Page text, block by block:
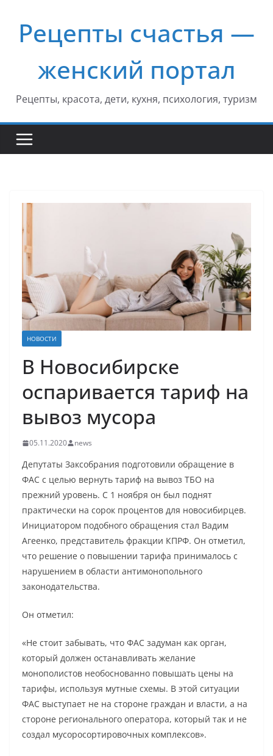
содержимому
Рецепты счастья —
женский портал
Рецепты, красота, дети, кухня, психология, туризм
НОВОСТИ
В Новосибирске
оспаривается тариф на
вывоз мусора
05.11.2020 news
Депутаты Заксобрания подготовили обращение в
ФАС с целью вернуть тариф на вывоз ТБО на
прежний уровень. С 1 ноября он был поднят
практически на сорок процентов для новосибирцев.
Инициатором подобного обращения стал Вадим
Агеенко, представитель фракции КПРФ. Он отметил,
что решение о повышении тарифа принималось с
нарушением в области антимонопольного
законодательства.
Он отметил:
«Не стоит забывать, что ФАС задуман как орган,
который должен останавливать желание
монополистов необоснованно повышать цены на
тарифы, используя мутные схемы. В этой ситуации
ФАС выступает не на стороне граждан и власти, а на
стороне регионального оператора, который так и не
создал мусоросортировочных комплексов».